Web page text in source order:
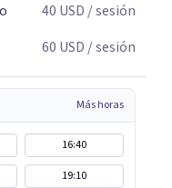
40 USD / sesión
60 USD / sesión
Más horas
16:40
19:10